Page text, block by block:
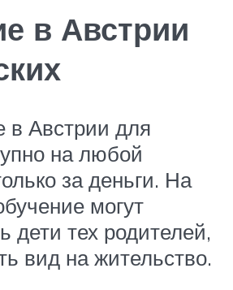
в Австрии
в Австрии для
на любой
за деньги. На
могут
дети тех родителей,
вид на жительство.